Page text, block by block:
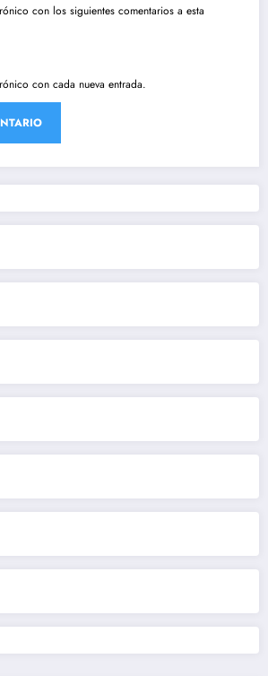
con los siguientes comentarios a esta
con cada nueva entrada.